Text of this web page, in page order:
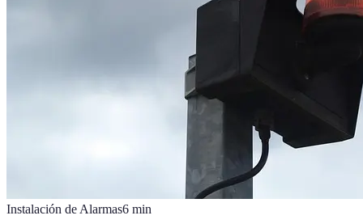
Instalación de Alarmas6 min